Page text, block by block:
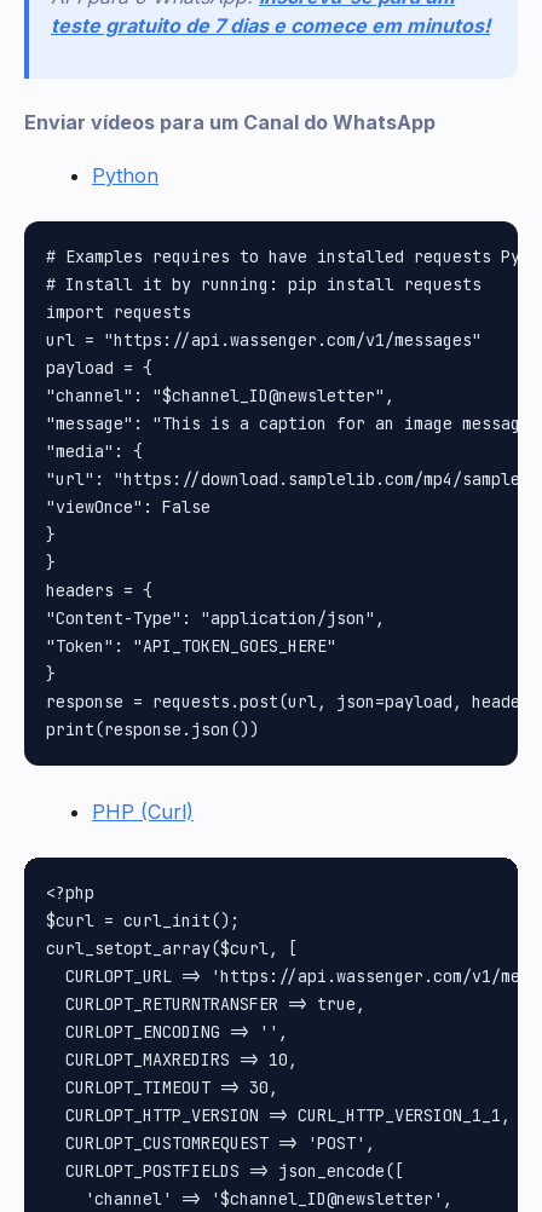
teste gratuito de 7 dias e comece em minutos!
Enviar vídeos para um Canal do WhatsApp
Python
# Examples requires to have installed requests
# Install it by running: pip install requests
import requests
url = "https://api.wassenger.com/v1/messages"
payload = {
"channel": "$channel_ID@newsletter",
"message": "This is a caption for an image
"media": {
"url": "https://download.samplelib.com/mp4/sample-
"viewOnce": False
}
}
headers = {
"Content-Type": "application/json",
"Token": "API_TOKEN_GOES_HERE"
}
response = requests.post(url, json=payload,
PHP (Curl)
<?php
$curl = curl_init();
curl_setopt_array($curl, [
CURLOPT_URL => 'https://api.wassenger.com/v1/
  CURLOPT_RETURNTRANSFER => true,
  CURLOPT_ENCODING => '',
  CURLOPT_MAXREDIRS => 10,
  CURLOPT_TIMEOUT => 30,
  CURLOPT_HTTP_VERSION => CURL_HTTP_VERSION_1_1,
  CURLOPT_CUSTOMREQUEST => 'POST',
  CURLOPT_POSTFIELDS => json_encode([
    'channel' => '$channel_ID@newsletter',